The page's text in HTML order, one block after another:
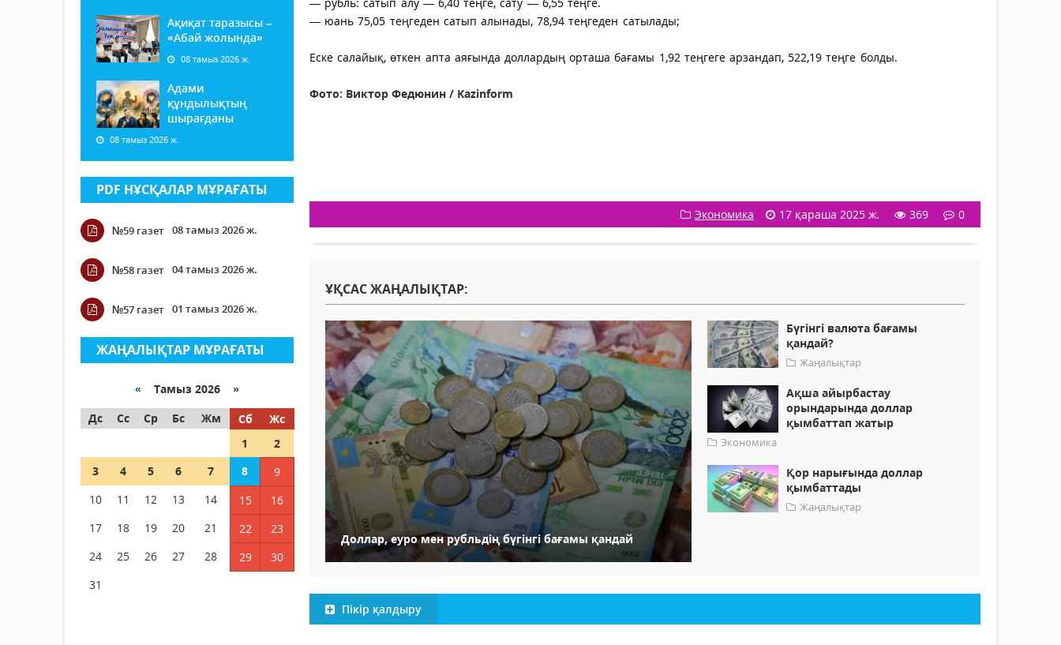
Ақиқат таразысы –
«Абай жолында»
08 тамыз 2026 ж.
Адами
құндылықтың
шырағданы
08 тамыз 2026 ж.
PDF НҰСҚАЛАР МҰРАҒАТЫ
№59 газет 08 тамыз 2026 ж.
№58 газет 04 тамыз 2026 ж.
№57 газет 01 тамыз 2026 ж.
ЖАҢАЛЫҚТАР МҰРАҒАТЫ
« Тамыз 2026 »
Дс
Сс Ср Бс Жм Сб
Жс
1
2
3
4 5 6 7 8
9
10
11 12 13 14 15
16
17
18 19 20 21 22
23
24
25 26 27 28 29
30
31
— юань 75,05 теңгеден сатып алынады, 78,94 теңгеден сатылады;
Еске салайық, өткен апта аяғында доллардың орташа бағамы 1,92 теңгеге арзандап, 522,19 теңге болды.
Фото: Виктор Федюнин / Kazinform
Экономика 17 қараша 2025 ж. 369 0
ҰҚСАС ЖАҢАЛЫҚТАР:
Доллар, еуро мен рубльдің бүгінгі бағамы қандай
Бүгінгі валюта бағамы
қандай?
Жаңалықтар
Ақша айырбастау
орындарында доллар
қымбаттап жатыр
Экономика
Қор нарығында доллар
қымбаттады
Жаңалықтар
Пікір қалдыру